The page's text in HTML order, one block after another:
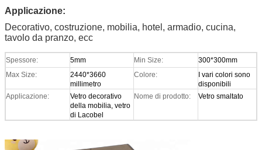
Applicazione:
Decorativo, costruzione, mobilia, hotel, armadio, cucina,
tavolo da pranzo, ecc
Spessore: 5mm Min Size:
300*300mm
Max Size:
2440*3660
millimetro
Colore:
I vari colori sono
disponibili
Applicazione:
Vetro decorativo
della mobilia, vetro
di Lacobel
Nome di prodotto: Vetro smaltato